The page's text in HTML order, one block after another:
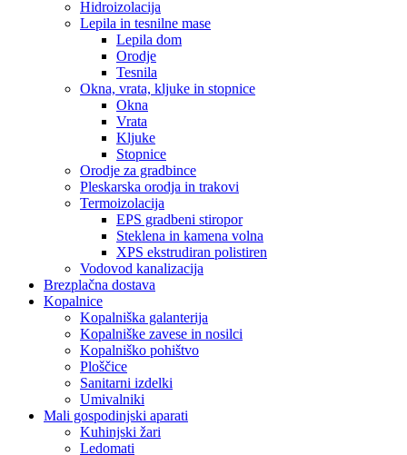
Hidroizolacija
Lepila in tesnilne mase
Lepila dom
Orodje
Tesnila
Okna, vrata, kljuke in stopnice
Okna
Vrata
Kljuke
Stopnice
Orodje za gradbince
Pleskarska orodja in trakovi
Termoizolacija
EPS gradbeni stiropor
Steklena in kamena volna
XPS ekstrudiran polistiren
Vodovod kanalizacija
Brezplačna dostava
Kopalnice
Kopalniška galanterija
Kopalniške zavese in nosilci
Kopalniško pohištvo
Ploščice
Sanitarni izdelki
Umivalniki
Mali gospodinjski aparati
Kuhinjski žari
Ledomati